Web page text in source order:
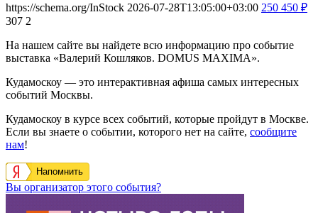
https://schema.org/InStock 2026-07-28T13:05:00+03:00 250 450 ₽
307 2
На нашем сайте вы найдете всю информацию про событие
выставка «Валерий Кошляков. DOMUS MAXIMA».
Кудамоскоу — это интерактивная афиша самых интересных
событий Москвы.
Кудамоскоу в курсе всех событий, которые пройдут в Москве.
Если вы знаете о событии, которого нет на сайте, сообщите
нам!
Напомнить
Вы организатор этого события?